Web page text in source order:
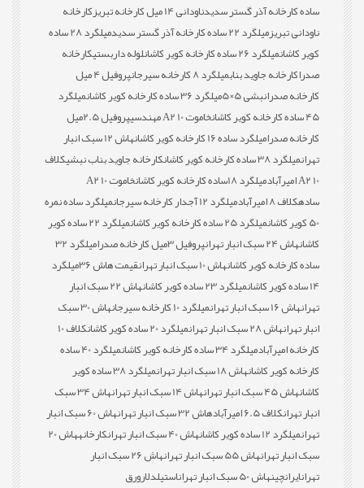
ساده کارخانه آذر گستر سدیدناودانی 14 میل کارخانه تبریز
کارخانه
ناودانی تبریزمیلگرد 22 ساده کارخانه آذر گستر سدید
میلگرد 28 ساده
کویر کاشانمیلگرد 26 ساده کارخانه کویر کاشان لوله داربستیکارخانه
صدراکارخانه جاوید بنابمیلگرد 8 کارخانه سیرجان
پروفیل 4 میل
کارخانه صدرانبشی 5×5 میلگرد 36 ساده کارخانه کویر کاشان
میلگرد
45 ساده کارخانه کویر کاشان
خاموت 10 A2 مهندسی
پروفیل 2.5میل
کارخانه صدرامیلگرد ساده 16 کارخانه کویر کاشان
هاش 12 سبک انبار
تهرانمیلگرد 38 ساده کارخانه کویر کاشان کارخانه جاوید بناب نبشیکلاف
10 A2 امیرآباد
میلگرد 18ساده کارخانه کویر کاشان
خاموت 10 A2
سادهکلاف 8 امیرآباد میلگرد 12 آجدار کارخانه سیرجان
میلگرد ساده نمره
50 کویر کاشان
میلگرد 25 ساده کارخانه کویر کاشان
میلگرد 22 ساده کویر
کاشانهاش 24 سبک انبار تهران پروفیل 3میل کارخانه صدرا
میلگرد 32
ساده کارخانه کویر کاشانهاش 10 سبک انبار تهران قیمت هاش 36
میلگرد
14 ساده کویر کاشان
میلگرد 23 ساده کویر کاشان
هاش 22 سبک انبار
تهرانهاش 16 سبک انبار تهران میلگرد 10 کارخانه سیرجان
هاش 30 سبک
انبار تهرانهاش 28 سبک انبار تهران میلگرد 20 ساده کویر کاشان
کلاف 10
کارخانه امیرآبادمیلگرد 34 ساده کارخانه کویر کاشان
میلگرد 40 ساده
کارخانه کویر کاشانهاش 18 سبک انبار تهران
میلگرد 38 ساده کویر
کاشانهاش 45 سبک انبار تهران هاش 14 سبک انبار تهران
هاش 34 سبک
انبار تهرانکلاف 6.5 امیرآباد هاش 32 سبک انبار تهران
هاش 60 سبک انبار
تهرانمیلگرد 12 ساده کویر کاشان هاش 40 سبک انبار تهران کارخانه
هاش 20
سبک انبار تهرانهاش 55 سبک انبار تهران
هاش 26 سبک انبار
تهرانایرانچینهاش 50 سبک انبار تهران استیلدلارورق